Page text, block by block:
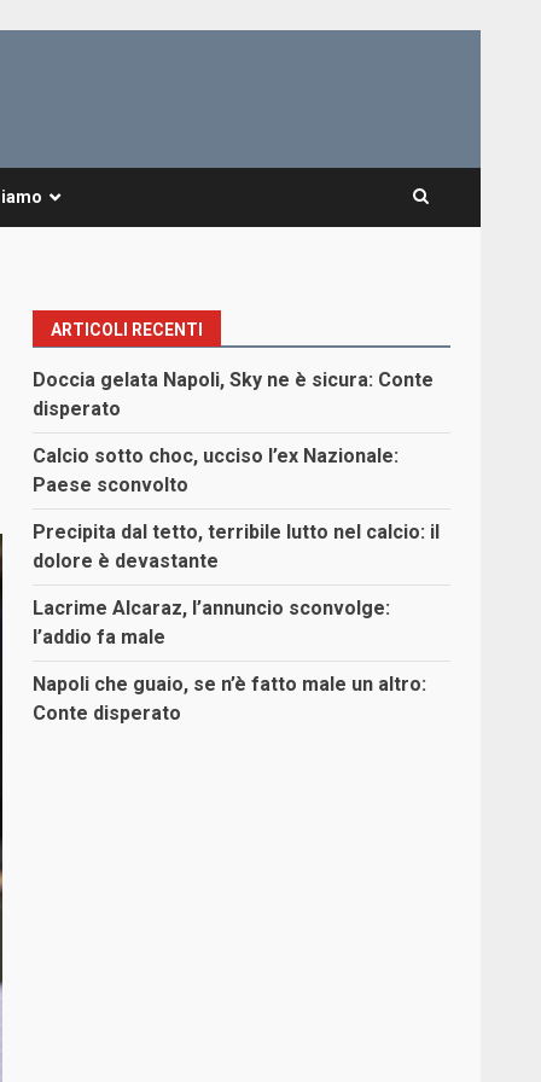
ARTICOLI RECENTI
Doccia gelata Napoli, Sky ne è sicura: Conte
disperato
Calcio sotto choc, ucciso l’ex Nazionale:
Paese sconvolto
Precipita dal tetto, terribile lutto nel calcio: il
dolore è devastante
Lacrime Alcaraz, l’annuncio sconvolge:
l’addio fa male
Napoli che guaio, se n’è fatto male un altro:
Conte disperato